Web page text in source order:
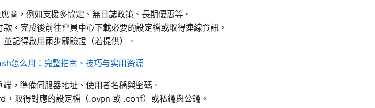
商，例如支援多協定、無日誌政策、長期優惠等。
。完成後前往會員中心下載必要的設定檔或取得連線資訊。
記得啟用兩步驟驗證（若提供）。
怎么用：完整指南、技巧与实用资源
，準備伺服器地址、使用者名稱與密碼。
取得對應的設定檔（.ovpn 或 .conf）或私鑰與公鑰。